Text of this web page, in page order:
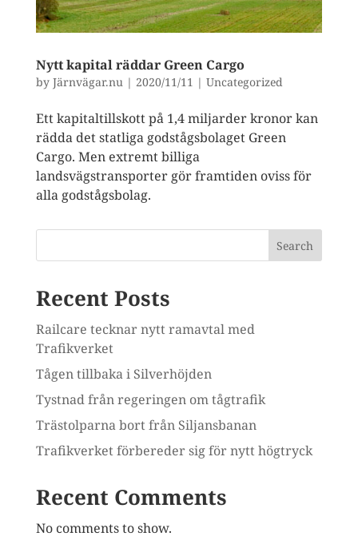
Nytt kapital räddar Green Cargo
by Järnvägar.nu| 2020/11/11 | Uncategorized
Ett kapitaltillskott på 1,4 miljarder kronor kan
rädda det statliga godstågsbolaget Green
Cargo. Men extremt billiga
landsvägstransporter gör framtiden oviss för
alla godstågsbolag.
Search
Recent Posts
Railcare tecknar nytt ramavtal med
Trafikverket
Tågen tillbaka i Silverhöjden
Tystnad från regeringen om tågtrafik
Trästolparna bort från Siljansbanan
Trafikverket förbereder sig för nytt högtryck
Recent Comments
No comments to show.